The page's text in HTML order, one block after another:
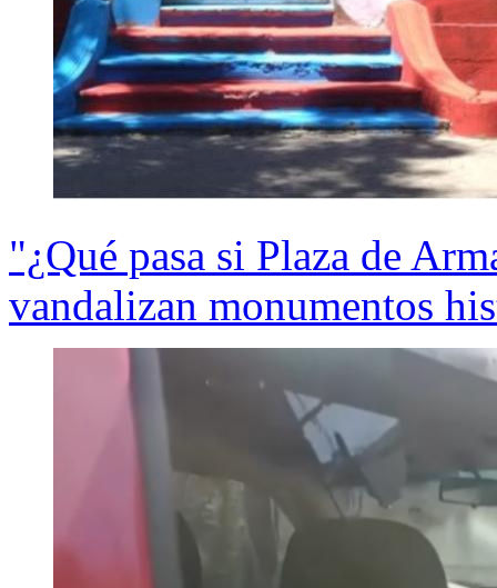
"¿Qué pasa si Plaza de
vandalizan monumentos